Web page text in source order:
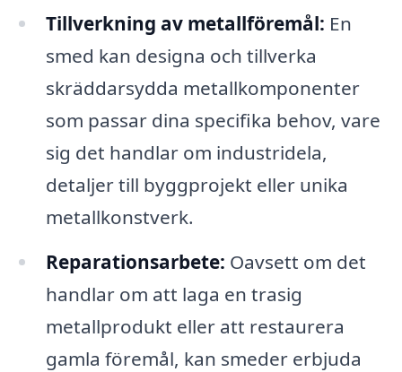
Tillverkning av metallföremål: En
smed kan designa och tillverka
skräddarsydda metallkomponenter
som passar dina specifika behov, vare
sig det handlar om industridela,
detaljer till byggprojekt eller unika
metallkonstverk.
Reparationsarbete: Oavsett om det
handlar om att laga en trasig
metallprodukt eller att restaurera
gamla föremål, kan smeder erbjuda